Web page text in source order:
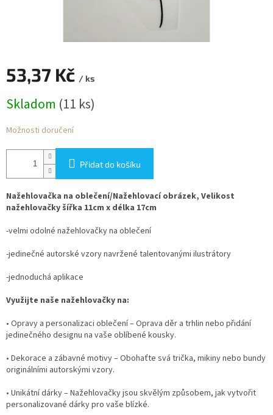
53,37 Kč / ks
cena:
Skladom (11 ks)
Možnosti doručení
Přidat do košíku
Nažehlovačka na oblečení/Nažehlovací obrázek, Velikost
nažehlovačky šířka 11cm x délka 17cm
-velmi odolné nažehlovačky na oblečení
-jedinečné autorské vzory navržené talentovanými ilustrátory
-jednoduchá aplikace
Využijte naše nažehlovačky na:
• Opravy a personalizaci oblečení – Oprava děr a trhlin nebo přidání
jedinečného designu na vaše oblíbené kousky.
• Dekorace a zábavné motivy – Obohaťte svá trička, mikiny nebo bundy
originálními autorskými vzory.
• Unikátní dárky – Nažehlovačky jsou skvělým způsobem, jak vytvořit
personalizované dárky pro vaše blízké.